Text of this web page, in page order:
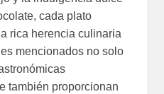
cada plato
rica herencia culinaria
mencionados no solo
también proporcionan